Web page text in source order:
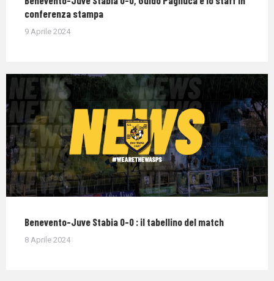
conferenza stampa
9 Aprile 2024
Benevento-Juve Stabia 0-0 : il tabellino del match
8 Aprile 2024